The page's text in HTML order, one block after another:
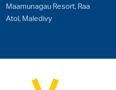
Maamunagau Resort, Raa
Atol, Maledivy